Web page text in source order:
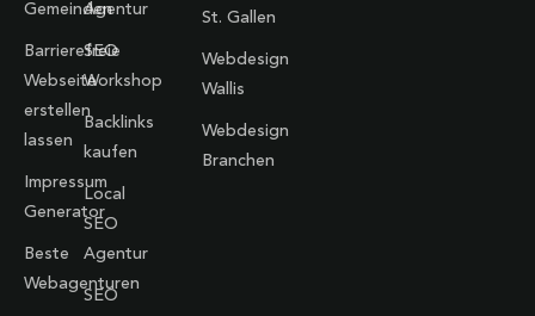
Gemeinden
Barrierefreie
Webseite
erstellen
lassen
Impressum
Generator
Beste
Webagenturen
Agentur
SEO
Workshop
Backlinks
kaufen
Local
SEO
Agentur
SEO
St. Gallen
Webdesign
Wallis
Webdesign
Branchen